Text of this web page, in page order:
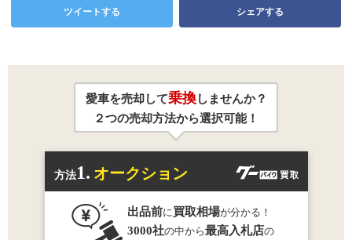
ツイートする シェアする
愛車を売却して乗換しませんか？
２つの売却方法から選択可能！
方法1. オークション
出品前に 買取相場が分かる！
3000社の中から最高入札店の